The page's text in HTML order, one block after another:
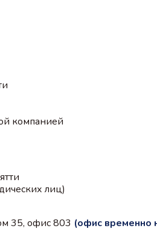
компанией
лиц)
35, офис 803 (офис временно